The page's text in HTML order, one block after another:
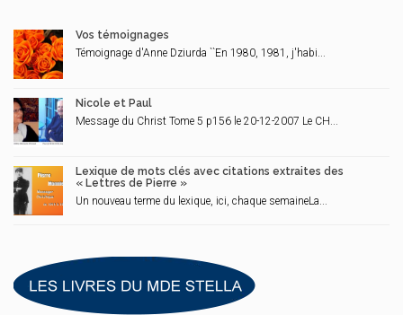
Vos témoignages
Témoignage d'Anne Dziurda ``En 1980, 1981, j'habi...
Nicole et Paul
Message du Christ Tome 5 p156 le 20-12-2007 Le CH...
Lexique de mots clés avec citations extraites des
« Lettres de Pierre »
Un nouveau terme du lexique, ici, chaque semaineLa...